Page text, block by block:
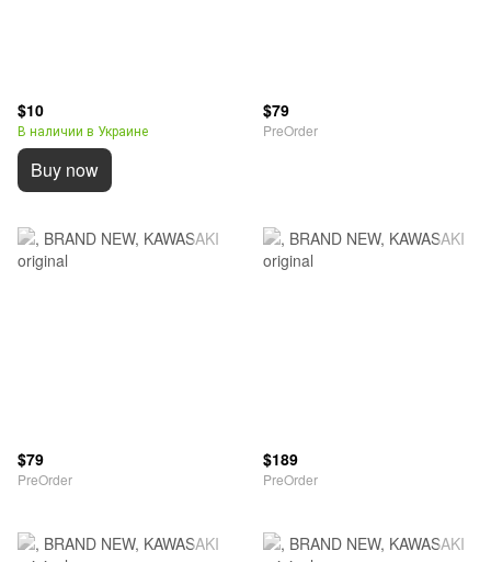
$10
В наличии в Украине
Buy now
$79
PreOrder
$79
PreOrder
$189
PreOrder